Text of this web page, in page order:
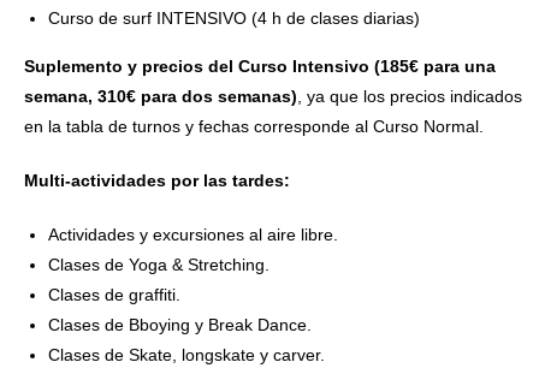
Curso de surf INTENSIVO (4 h de clases diarias)
Suplemento y precios del Curso Intensivo (185€ para una
semana, 310€ para dos semanas), ya que los precios indicados
en la tabla de turnos y fechas corresponde al Curso Normal.
Multi-actividades por las tardes:
Actividades y excursiones al aire libre.
Clases de Yoga & Stretching.
Clases de graffiti.
Clases de Bboying y Break Dance.
Clases de Skate, longskate y carver.